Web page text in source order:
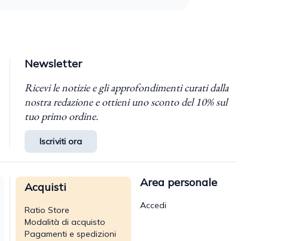
Newsletter
Ricevi le notizie e gli approfondimenti curati dalla
nostra redazione e ottieni uno sconto del 10% sul
tuo primo ordine.
Iscriviti ora
Acquisti
Ratio Store
Modalità di acquisto
Pagamenti e spedizioni
Area personale
Accedi